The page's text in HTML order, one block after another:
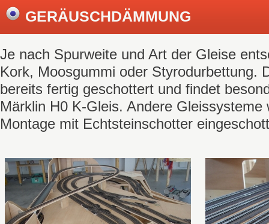
GERÄUSCHDÄMMUNG
Je nach Spurweite und Art der Gleise
Kork, Moosgummi oder Styrodurbettung.
bereits fertig geschottert und findet
Märklin H0 K-Gleis. Andere Gleissysteme
Montage mit Echtsteinschotter